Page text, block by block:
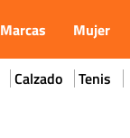
Marcas Mujer
Calzado Tenis